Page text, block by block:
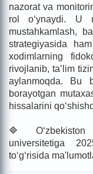
nazorat va
rol o‘ynaydi. U
mustahkamlash,
strategiyasida
xodimlarning
rivojlanib, ta’lim
aylanmoqda. Bu
borayotgan
hissalarini
🔷
universitetiga
to‘g‘risida